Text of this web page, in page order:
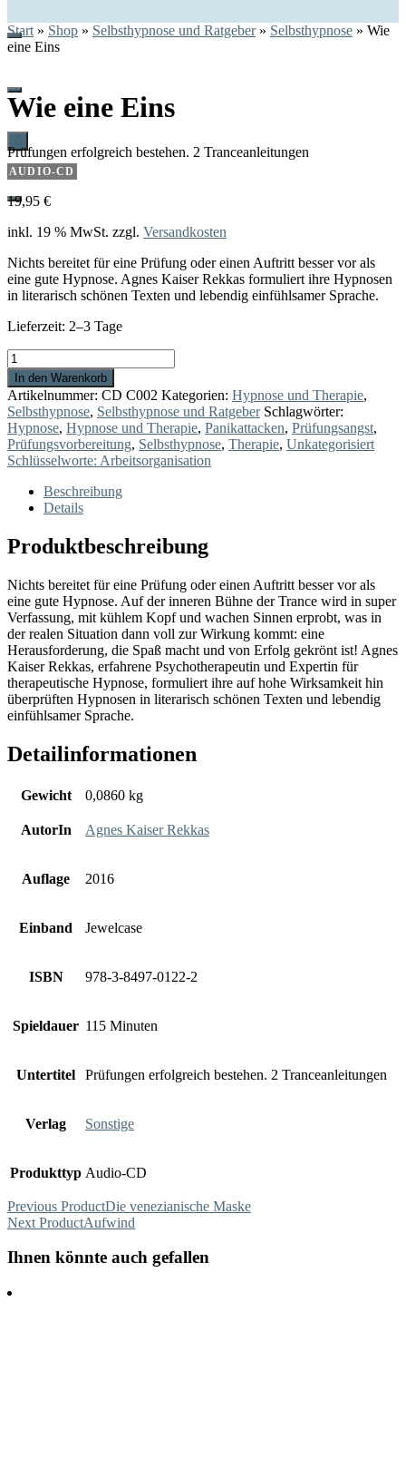
Start » Shop » Selbsthypnose und Ratgeber » Selbsthypnose » Wie
eine Eins
Wie eine Eins
Prüfungen erfolgreich bestehen. 2 Tranceanleitungen
AUDIO-CD
19,95 €
inkl. 19 % MwSt. zzgl. Versandkosten
Nichts bereitet für eine Prüfung oder einen Auftritt besser vor als
eine gute Hypnose. Agnes Kaiser Rekkas formuliert ihre Hypnosen
in literarisch schönen Texten und lebendig einfühlsamer Sprache.
Lieferzeit: 2–3 Tage
Wie
eine
Eins
Menge
In den Warenkorb
Artikelnummer: CD C002 Kategorien: Hypnose und Therapie,
Selbsthypnose, Selbsthypnose und Ratgeber Schlagwörter:
Hypnose, Hypnose und Therapie, Panikattacken, Prüfungsangst,
Prüfungsvorbereitung, Selbsthypnose, Therapie, Unkategorisiert
Schlüsselworte: Arbeitsorganisation
Beschreibung
Details
Produktbeschreibung
Nichts bereitet für eine Prüfung oder einen Auftritt besser vor als
eine gute Hypnose. Auf der inneren Bühne der Trance wird in super
Verfassung, mit kühlem Kopf und wachen Sinnen erprobt, was in
der realen Situation dann voll zur Wirkung kommt: eine
Herausforderung, die Spaß macht und von Erfolg gekrönt ist! Agnes
Kaiser Rekkas, erfahrene Psychotherapeutin und Expertin für
therapeutische Hypnose, formuliert ihre auf hohe Wirksamkeit hin
überprüften Hypnosen in literarisch schönen Texten und lebendig
einfühlsamer Sprache.
Detailinformationen
Gewicht 0,0860 kg
AutorIn Agnes Kaiser Rekkas
Auflage 2016
Einband Jewelcase
ISBN 978-3-8497-0122-2
Spieldauer 115 Minuten
Untertitel Prüfungen erfolgreich bestehen. 2 Tranceanleitungen
Verlag Sonstige
Produkttyp Audio-CD
Previous ProductDie venezianische Maske
Next ProductAufwind
Ihnen könnte auch gefallen